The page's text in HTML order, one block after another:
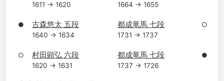
1611 → 1620 1664 → 1655
● 古森悠太 五段
1640 → 1634
都成竜馬 七段
1731 → 1737
○
○ 村田顕弘 六段
1620 → 1631
都成竜馬 七段
1737 → 1726
●